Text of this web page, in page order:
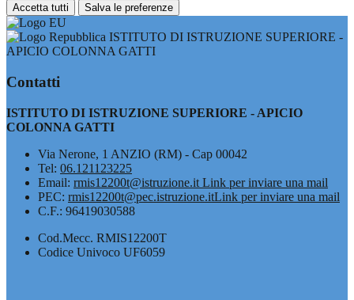
Accetta tutti Salva le preferenze
ISTITUTO DI ISTRUZIONE SUPERIORE -
APICIO COLONNA GATTI
Contatti
ISTITUTO DI ISTRUZIONE SUPERIORE - APICIO
COLONNA GATTI
Via Nerone, 1 ANZIO (RM) - Cap 00042
Tel: 06.121123225
Email: rmis12200t@istruzione.it Link per inviare una mail
PEC: rmis12200t@pec.istruzione.itLink per inviare una mail
C.F.: 96419030588
Cod.Mecc. RMIS12200T
Codice Univoco UF6059